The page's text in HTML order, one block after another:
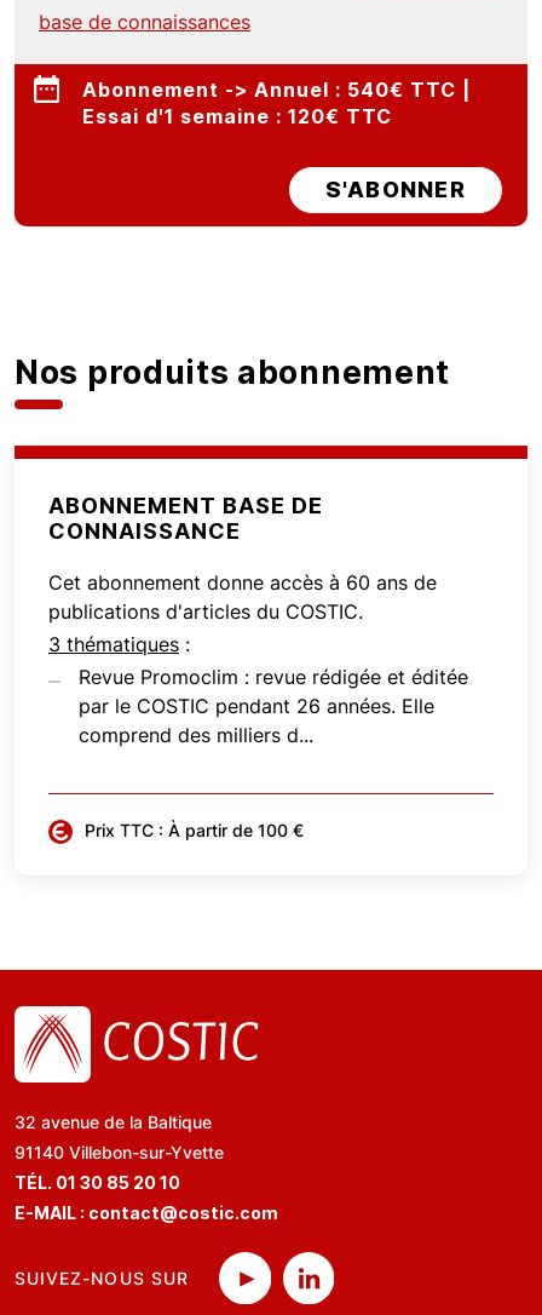
base de connaissances
Abonnement -> Annuel : 540€ TTC |
Essai d'1 semaine : 120€ TTC
S'ABONNER
Nos produits abonnement
ABONNEMENT BASE DE
CONNAISSANCE
Cet abonnement donne accès à 60 ans de
publications d'articles du COSTIC.
3 thématiques :
Revue Promoclim : revue rédigée et éditée
par le COSTIC pendant 26 années. Elle
comprend des milliers d...
Prix TTC : À partir de 100 €
32 avenue de la Baltique
91140 Villebon-sur-Yvette
TÉL. 01 30 85 20 10
E-MAIL : contact@costic.com
SUIVEZ-NOUS SUR